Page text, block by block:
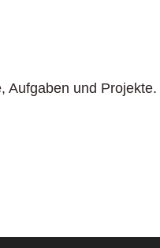
Aufgaben und Projekte.